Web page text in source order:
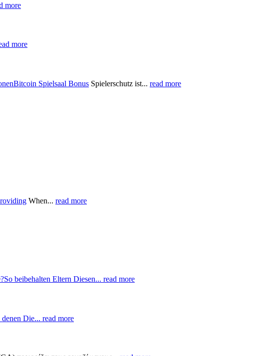
more
more
Bitcoin Spielsaal Bonus Spielerschutz ist... read more
When... read more
So beibehalten Eltern Diesen... read more
Die... read more